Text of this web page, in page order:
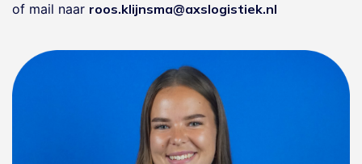
of mail naar roos.klijnsma@axslogistiek.nl